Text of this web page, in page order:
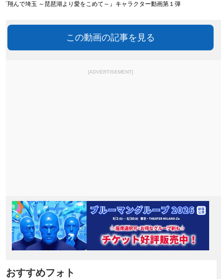
『翔んで埼玉 ～琵琶湖より愛をこめて～』キャラクター動画第１弾
この動画の記事を見る
[ADVERTISEMENT]
おすすめフォト